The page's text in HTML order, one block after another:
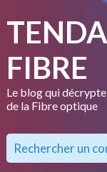
FIBRE
Le blog qui
de la Fibre optique